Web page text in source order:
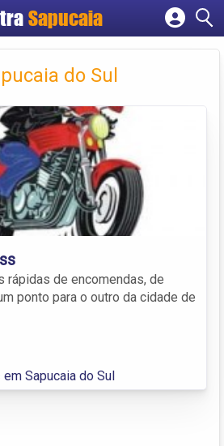
Cadastrar empresa
Criar contado Sul
rápidas de encomendas, de
ponto para o outro da cidade de
Sapucaia do Sul